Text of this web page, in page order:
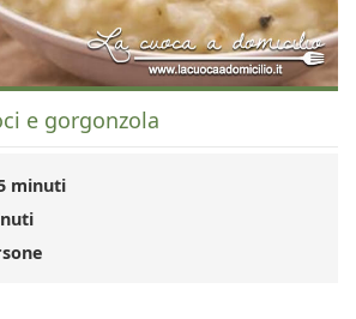
e gorgonzola
minuti